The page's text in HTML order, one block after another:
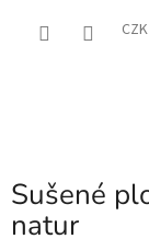
CZK
Sušené
natur